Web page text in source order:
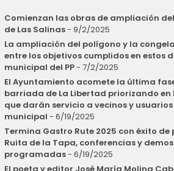
Comienzan las obras de ampliación
de Las Salinas- 9/2/2025
La ampliación del polígono y la
entre los objetivos cumplidos en estos
municipal del PP- 7/2/2025
El Ayuntamiento acomete la última
barriada de La Libertad priorizando
que darán servicio a vecinos y
municipal - 6/19/2025
Termina Gastro Rute 2025 con éxito
Ruita de la Tapa, conferencias y
programadas- 6/19/2025